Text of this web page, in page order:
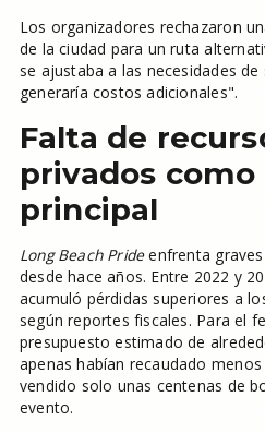
Los organizadores rechazaron
de la ciudad para un ruta
se ajustaba a las necesidades
generaría costos adicionales".
Falta de
privados como
principal
Long Beach Prideenfrenta
desde hace años. Entre 2022 y
acumuló pérdidas superiores a
según reportes fiscales. Para el
presupuesto estimado de
apenas habían recaudado
vendido solo unas centenas de
evento.